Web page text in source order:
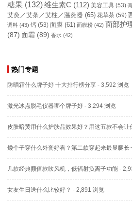
糖果 (132)维生素C (112) 美容工具 (53)
艾灸／艾条／艾柱／温灸器 (65) 花草茶 (59)
调料 (43) 钙 (53) 面膜 (61) 面膜粉 (42) 面部护
(87) 面霜 (89) 香水 (42)
热门专题
防晒霜什么牌子好 十大排行榜分享 - 3,592 浏览
激光冰点脱毛仪器哪个牌子好 - 3,294 浏览
皮肤暗黄用什么护肤品效果好？用这五款不会让
矮个子穿什么外套好看？第二款穿起来最显腿长
几款经典颜值款吹风机，低辐射负离子功能 -
女友生日送什么比较好？ - 2,891 浏览